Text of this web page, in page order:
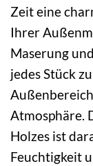
Zeit eine
Ihrer
Maserung
jedes Stück
Atmosphäre.
Holzes ist
Feuchtigkeit